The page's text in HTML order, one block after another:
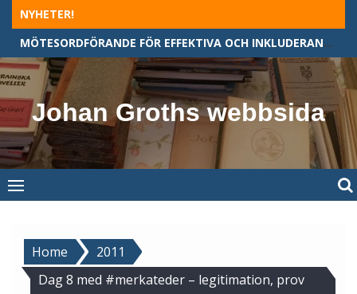
Skip
content
NYHETER!
MÖTESORDFÖRANDE FÖR EFFEKTIVA OCH INKLUDERANDE MÖTEN
Johan Groths webbsida
Home
2011
Dag 8 med #merkateder – legitimation, prov